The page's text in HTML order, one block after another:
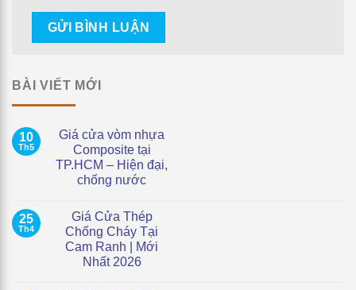
BÀI VIẾT MỚI
10
Th5
Giá cửa vòm nhựa
Composite tại
TP.HCM – Hiện đại,
chống nước
bình
luận
ở
Giá
cửa
vòm
25
Th4
Giá Cửa Thép
Chống Cháy Tại
Cam Ranh | Mới
Nhất 2026